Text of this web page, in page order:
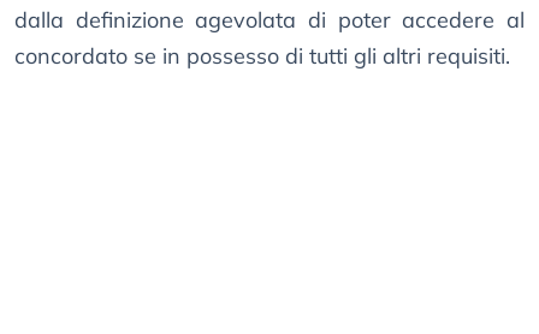
dalla definizione agevolata di poter accedere al
concordato se in possesso di tutti gli altri requisiti.